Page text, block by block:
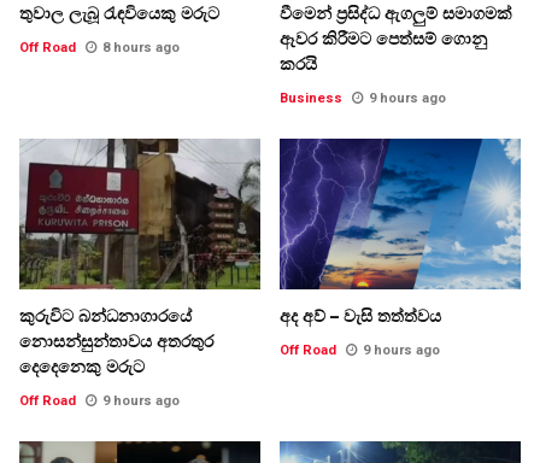
තුවාල ලැබූ රැඳවියෙකු මරුට
Off Road 8 hours ago
වීමෙන් ප්‍රසිද්ධ ඇගලුම් සමාගමක්
ඈවර කිරීමට පෙත්සම් ගොනු
කරයි
Business 9 hours ago
කුරුවිට බන්ධනාගාරයේ
නොසන්සුන්තාවය අතරතුර
දෙදෙනෙකු මරුට
Off Road 9 hours ago
අද අව් – වැසි තත්ත්වය
Off Road 9 hours ago